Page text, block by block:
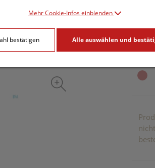
Mehr Cookie-Infos einblenden
bestätigen Alle auswählen und